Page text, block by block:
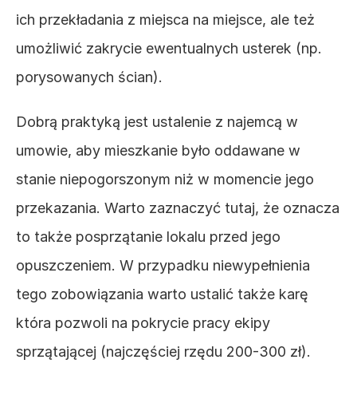
ich przekładania z miejsca na miejsce, ale też
umożliwić zakrycie ewentualnych usterek (np.
porysowanych ścian).
Dobrą praktyką jest ustalenie z najemcą w
umowie, aby mieszkanie było oddawane w
stanie niepogorszonym niż w momencie jego
przekazania. Warto zaznaczyć tutaj, że oznacza
to także posprzątanie lokalu przed jego
opuszczeniem. W przypadku niewypełnienia
tego zobowiązania warto ustalić także karę
która pozwoli na pokrycie pracy ekipy
sprzątającej (najczęściej rzędu 200-300 zł).